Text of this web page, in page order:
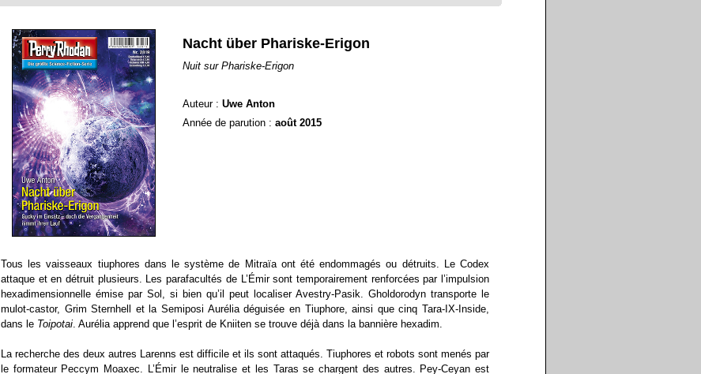
Nacht über Phariske-Erigon
Nuit sur Phariske-Erigon
Auteur : Uwe Anton
Année de parution : août 2015
Tous les vaisseaux tiuphores dans le système de Mitraïa ont été endommagés ou détruits. Le Codex
attaque et en détruit plusieurs. Les parafacultés de L’Émir sont temporairement renforcées par l’impulsion
hexadimensionnelle émise par Sol, si bien qu’il peut localiser Avestry-Pasik. Gholdorodyn transporte le
mulot-castor, Grim Sternhell et la Semiposi Aurélia déguisée en Tiuphore, ainsi que cinq Tara-IX-Inside,
dans le Toipotai. Aurélia apprend que l’esprit de Kniiten se trouve déjà dans la bannière hexadim.
La recherche des deux autres Larenns est difficile et ils sont attaqués. Tiuphores et robots sont menés par
le formateur Peccym Moaxec. L’Émir le neutralise et les Taras se chargent des autres. Pey-Ceyan est